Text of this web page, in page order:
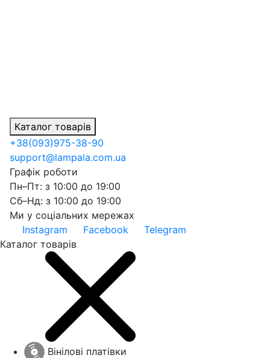
Каталог товарів
+38(093)975-38-90
support@lampala.com.ua
Графік роботи
Пн–Пт: з 10:00 до 19:00
Сб–Нд: з 10:00 до 19:00
Ми у соціальних мережах
Instagram
Facebook
Telegram
Каталог товарів
Вінілові платівки